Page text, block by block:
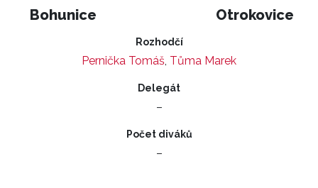
Bohunice
Otrokovice
Rozhodčí
Pernička Tomáš, Tůma Marek
Delegát
–
Počet diváků
–